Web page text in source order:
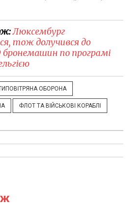
Люксембург
тож долучився до
бронемашин по програмі
ОБОРОНА
ФЛОТ ТА ВІЙСЬКОВІ КОРАБЛІ